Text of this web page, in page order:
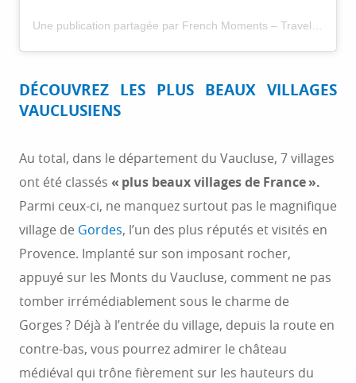
DÉCOUVREZ LES PLUS BEAUX VILLAGES
VAUCLUSIENS
Au total, dans le département du Vaucluse, 7 villages
ont été classés « plus beaux villages de France ».
Parmi ceux-ci, ne manquez surtout pas le magnifique
village de Gordes, l’un des plus réputés et visités en
Provence. Implanté sur son imposant rocher,
appuyé sur les Monts du Vaucluse, comment ne pas
tomber irrémédiablement sous le charme de
Gorges ? Déjà à l’entrée du village, depuis la route en
contre-bas, vous pourrez admirer le château
médiéval qui trône fièrement sur les hauteurs du